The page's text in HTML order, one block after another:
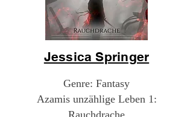
Jessica Springer
Genre: Fantasy
Azamis unzählige Leben 1:
Rauchdrache